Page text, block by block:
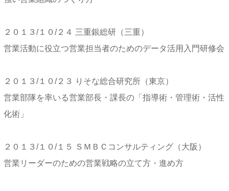
２０１３/１０/２４ 三重銀総研（三重）
営業活動に役立つ営業担当者のためのデータ活用入門研修会
２０１３/１０/２３ りそな総合研究所（東京）
営業部隊を率いる営業部長・課長の「指導術・管理術・活性
化術」
２０１３/１０/１５ ＳＭＢＣコンサルティング（大阪）
営業リーダーのための営業戦略の立て方・進め方